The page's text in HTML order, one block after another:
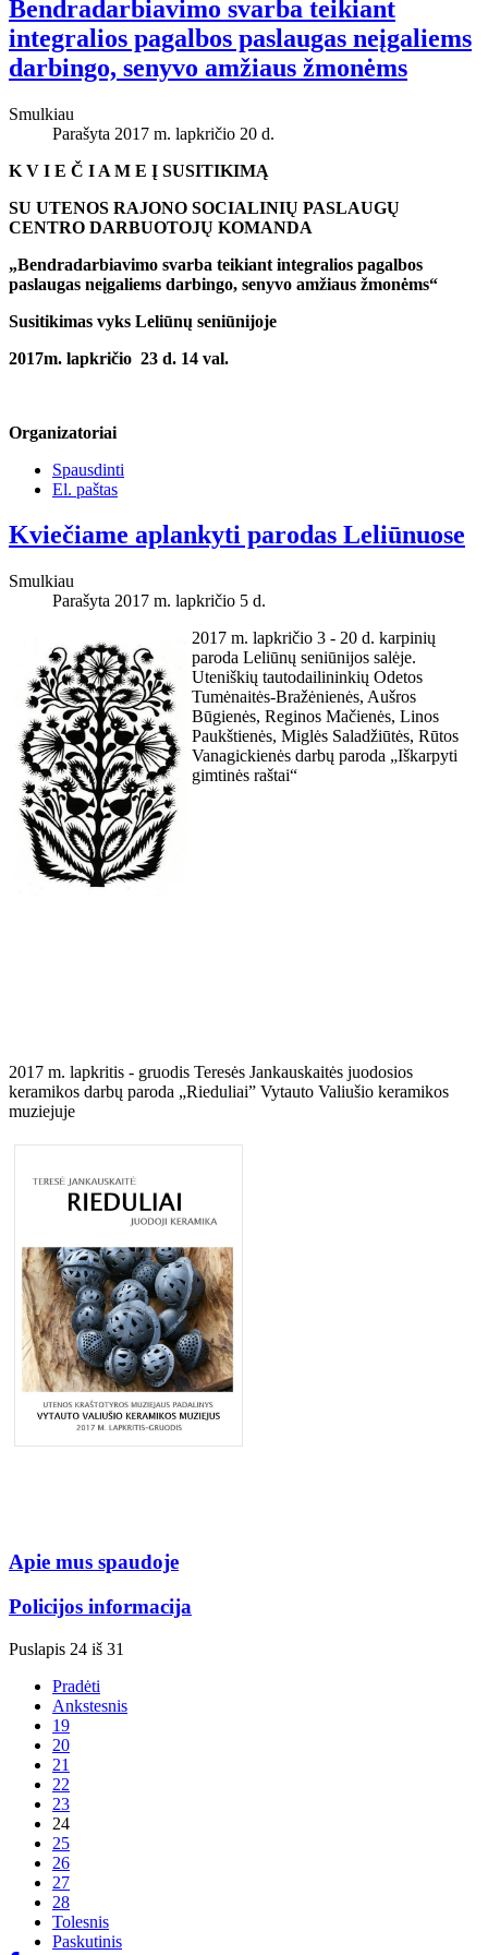
Bendradarbiavimo svarba teikiant
integralios pagalbos paslaugas neįgaliems
darbingo, senyvo amžiaus žmonėms
Smulkiau
Parašyta 2017 m. lapkričio 20 d.
K V I E Č I A M E Į SUSITIKIMĄ
SU UTENOS RAJONO SOCIALINIŲ PASLAUGŲ
CENTRO DARBUOTOJŲ KOMANDA
„Bendradarbiavimo svarba teikiant integralios pagalbos
paslaugas neįgaliems darbingo, senyvo amžiaus žmonėms“
Susitikimas vyks Leliūnų seniūnijoje
2017m. lapkričio 23 d. 14 val.
Organizatoriai
Spausdinti
El. paštas
Kviečiame aplankyti parodas Leliūnuose
Smulkiau
Parašyta 2017 m. lapkričio 5 d.
2017 m. lapkričio 3 - 20 d. karpinių
paroda Leliūnų seniūnijos salėje.
Uteniškių tautodailininkių Odetos
Tumėnaitės-Bražėnienės, Aušros
Būgienės, Reginos Mačienės, Linos
Paukštienės, Miglės Saladžiūtės, Rūtos
Vanagickienės darbų paroda „Iškarpyti
gimtinės raštai“
2017 m. lapkritis - gruodis Teresės Jankauskaitės juodosios
keramikos darbų paroda „Rieduliai” Vytauto Valiušio keramikos
muziejuje
Apie mus spaudoje
Policijos informacija
Puslapis 24 iš 31
Pradėti
Ankstesnis
19
20
21
22
23
24
25
26
27
28
Tolesnis
Paskutinis